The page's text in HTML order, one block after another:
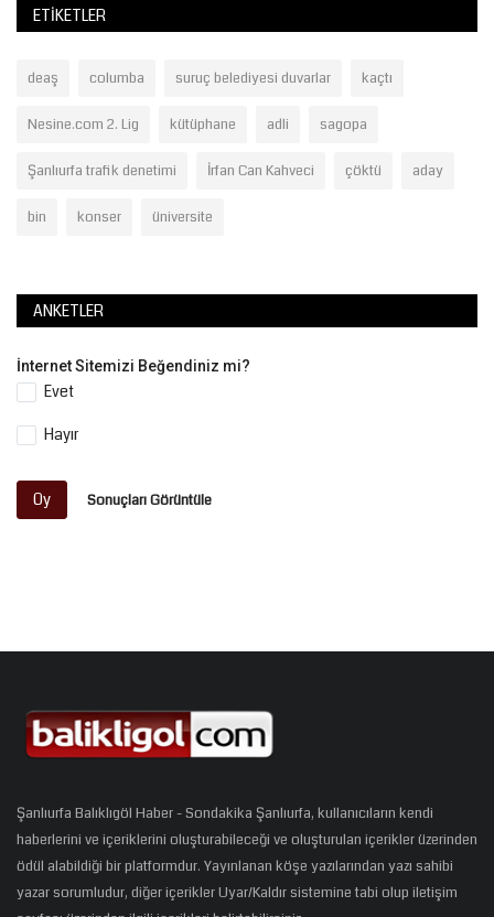
ETIKETLER
deaş columba suruç belediyesi duvarlar kaçtı
Nesine.com 2. Lig kütüphane adli sagopa
Şanlıurfa trafik denetimi İrfan Can Kahveci çöktü aday
bin konser üniversite
ANKETLER
İnternet Sitemizi Beğendiniz mi?
Evet
Hayır
Oy Sonuçları Görüntüle
Şanlıurfa Balıklıgöl Haber - Sondakika Şanlıurfa, kullanıcıların kendi
haberlerini ve içeriklerini oluşturabileceği ve oluşturulan içerikler üzerinden
ödül alabildiği bir platformdur. Yayınlanan köşe yazılarından yazı sahibi
yazar sorumludur, diğer içerikler Uyar/Kaldır sistemine tabi olup iletişim